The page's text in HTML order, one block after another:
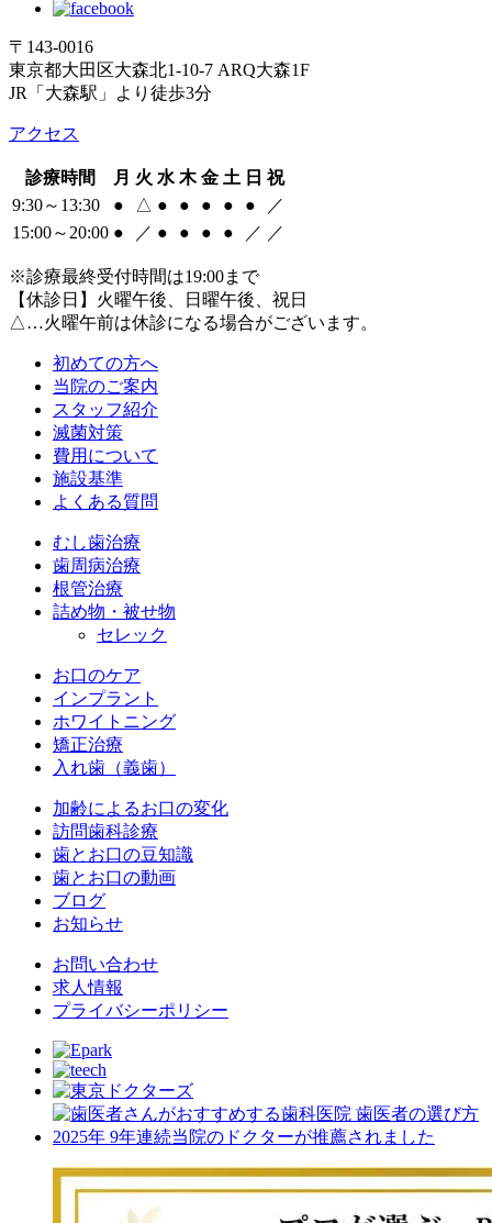
〒143-0016
東京都大田区大森北1-10-7 ARQ大森1F
JR「大森駅」より徒歩3分
アクセス
診療時間 月 火 水 木 金 土 日 祝
9:30～13:30
● △ ● ● ● ● ●
／
15:00～20:00 ● ／ ● ● ● ● ／ ／
※診療最終受付時間は19:00まで
【休診日】火曜午後、日曜午後、祝日
△…火曜午前は休診になる場合がございます。
初めての方へ
当院のご案内
スタッフ紹介
滅菌対策
費用について
施設基準
よくある質問
むし歯治療
歯周病治療
根管治療
詰め物・被せ物
セレック
お口のケア
インプラント
ホワイトニング
矯正治療
入れ歯（義歯）
加齢によるお口の変化
訪問歯科診療
歯とお口の豆知識
歯とお口の動画
ブログ
お知らせ
お問い合わせ
求人情報
プライバシーポリシー